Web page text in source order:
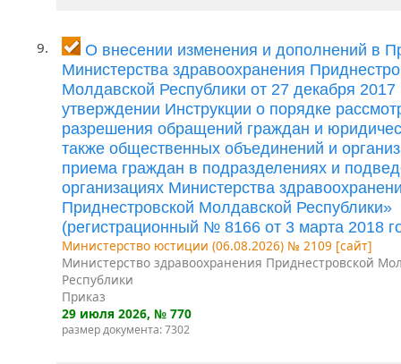
9.
О внесении изменения и дополнений в
Министерства здравоохранения
Молдавской Республики от 27 декабря
утверждении Инструкции о порядке
разрешения обращений граждан и
также общественных объединений и
приема граждан в подразделениях и
организациях Министерства
Приднестровской Молдавской Республики»
(регистрационный № 8166 от 3 марта 2018
Министерство юстиции (06.08.2026) № 2109 [сайт]
Министерство здравоохранения Приднестровской
Республики
Приказ
29 июля 2026, № 770
размер документа: 7302